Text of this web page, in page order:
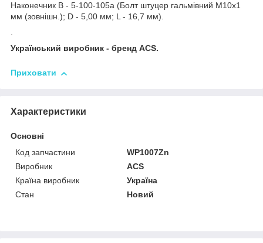
Наконечник В - 5-100-105а (Болт штуцер гальмівний М10х1
мм (зовнішн.); D - 5,00 мм; L - 16,7 мм).
.
Український виробник - бренд ACS.
Приховати
Характеристики
Основні
Код запчастини
WP1007Zn
Виробник
ACS
Країна виробник
Україна
Стан
Новий